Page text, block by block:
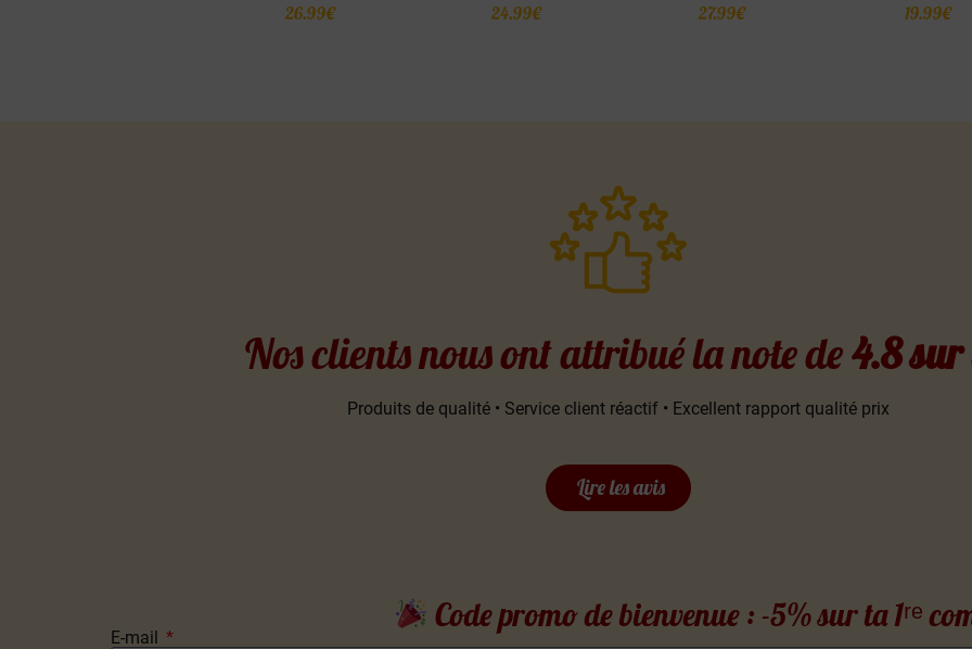
4.71
26.99€
4.33
24.99€
4.80
27.99€
4.75
19.99€
Nos clients nous ont attribué la note de4.8
Produits de qualité • Service client réactif • Excellent rapport qualité prix
Lire les avis
Code promo de bienvenue : -5% sur ta 1ʳᵉ
E-mail